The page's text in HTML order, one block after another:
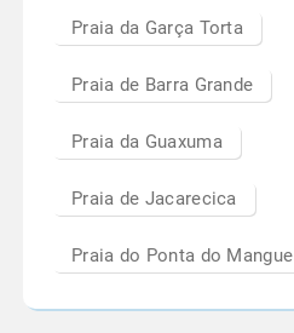
Praia da Garça Torta
Praia de Barra Grande
Praia da Guaxuma
Praia de Jacarecica
Praia do Ponta do Mangue